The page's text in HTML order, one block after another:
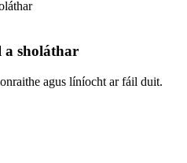
a sholáthar
agus líníocht ar fáil duit.